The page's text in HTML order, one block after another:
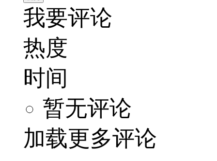
我要评论
热度
时间
暂无评论
加载更多评论